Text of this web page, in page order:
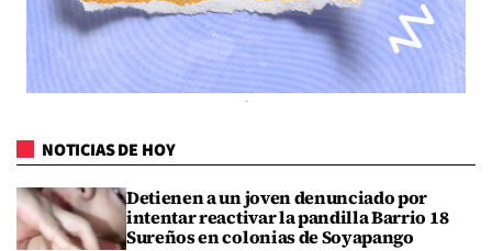
NOTICIAS DE HOY
Detienen a un joven denunciado por
intentar reactivar la pandilla Barrio 18
Sureños en colonias de Soyapango